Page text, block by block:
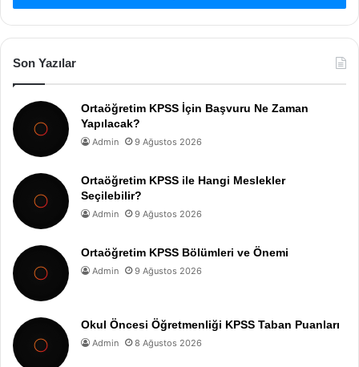
Son Yazılar
Ortaöğretim KPSS İçin Başvuru Ne Zaman
Yapılacak?
Admin 9 Ağustos 2026
Ortaöğretim KPSS ile Hangi Meslekler
Seçilebilir?
Admin 9 Ağustos 2026
Ortaöğretim KPSS Bölümleri ve Önemi
Admin 9 Ağustos 2026
Okul Öncesi Öğretmenliği KPSS Taban Puanları
Admin 8 Ağustos 2026